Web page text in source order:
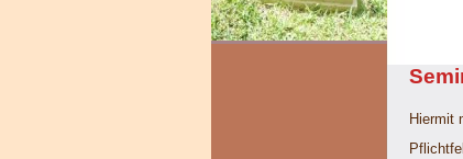
Hiermit